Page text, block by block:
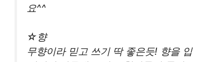
요^^
☆향
무향이라 믿고 쓰기 딱 좋은듯! 향을 입